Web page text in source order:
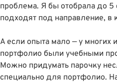
проблема. Я бы отобрала до 5
подходят под направление, в
А если опыта мало — у многих
портфолио были учебными
Можно придумать парочку
специально для портфолио.